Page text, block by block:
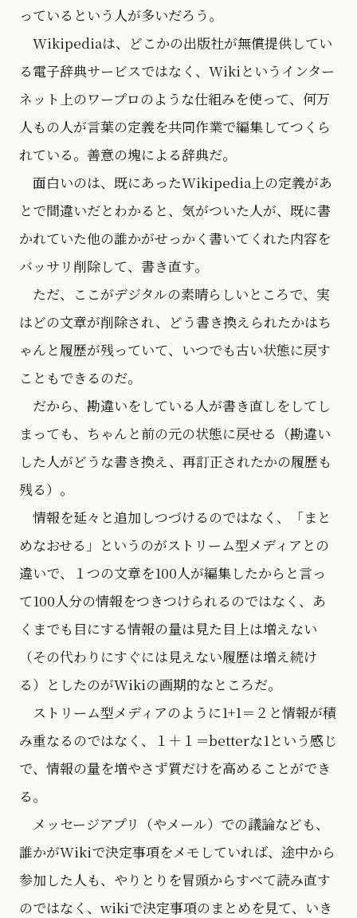
っているという人が多いだろう。
Wikipediaは、どこかの出版社が無償提供してい
る電子辞典サービスではなく、Wikiというインター
ネット上のワープロのような仕組みを使って、何万
人もの人が言葉の定義を共同作業で編集してつくら
れている。善意の塊による辞典だ。
面白いのは、既にあったWikipedia上の定義があ
とで間違いだとわかると、気がついた人が、既に書
かれていた他の誰かがせっかく書いてくれた内容を
バッサリ削除して、書き直す。
ただ、ここがデジタルの素晴らしいところで、実
はどの文章が削除され、どう書き換えられたかはち
ゃんと履歴が残っていて、いつでも古い状態に戻す
こともできるのだ。
だから、勘違いをしている人が書き直しをしてし
まっても、ちゃんと前の元の状態に戻せる（勘違い
した人がどうな書き換え、再訂正されたかの履歴も
残る）。
情報を延々と追加しつづけるのではなく、「まと
めなおせる」というのがストリーム型メディアとの
違いで、１つの文章を100人が編集したからと言っ
て100人分の情報をつきつけられるのではなく、あ
くまでも目にする情報の量は見た目上は増えない
（その代わりにすぐには見えない履歴は増え続け
る）としたのがWikiの画期的なところだ。
ストリーム型メディアのように1+1＝２と情報が積
み重なるのではなく、１＋１＝betterな1という感じ
で、情報の量を増やさず質だけを高めることができ
る。
メッセージアプリ（やメール）での議論なども、
誰かがWikiで決定事項をメモしていれば、途中から
参加した人も、やりとりを冒頭からすべて読み直す
のではなく、wikiで決定事項のまとめを見て、いき